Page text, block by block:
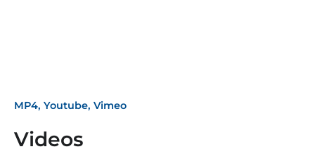
MP4, Youtube, Vimeo
Videos